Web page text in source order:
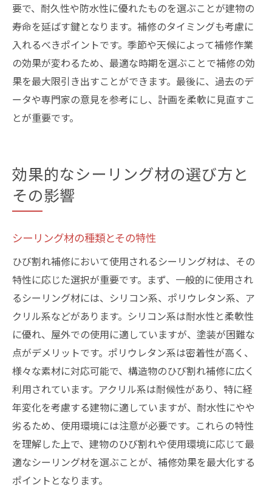
要で、耐久性や防水性に優れたものを選ぶことが建物の
寿命を延ばす鍵となります。補修のタイミングも考慮に
入れるべきポイントです。季節や天候によって補修作業
の効果が変わるため、最適な時期を選ぶことで補修の効
果を最大限引き出すことができます。最後に、過去のデ
ータや専門家の意見を参考にし、計画を柔軟に見直すこ
とが重要です。
効果的なシーリング材の選び方と
その影響
シーリング材の種類とその特性
ひび割れ補修において使用されるシーリング材は、その
特性に応じた選択が重要です。まず、一般的に使用され
るシーリング材には、シリコン系、ポリウレタン系、ア
クリル系などがあります。シリコン系は耐水性と柔軟性
に優れ、屋外での使用に適していますが、塗装が困難な
点がデメリットです。ポリウレタン系は密着性が高く、
様々な素材に対応可能で、構造物のひび割れ補修に広く
利用されています。アクリル系は耐候性があり、特に経
年変化を考慮する建物に適していますが、耐水性にやや
劣るため、使用環境には注意が必要です。これらの特性
を理解した上で、建物のひび割れや使用環境に応じて最
適なシーリング材を選ぶことが、補修効果を最大化する
ポイントとなります。